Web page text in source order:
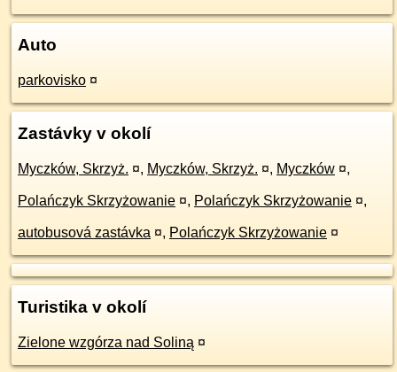
Auto
parkovisko ¤
Zastávky v okolí
Myczków, Skrzyż. ¤, Myczków, Skrzyż. ¤, Myczków ¤,
Polańczyk Skrzyżowanie ¤, Polańczyk Skrzyżowanie ¤,
autobusová zastávka ¤, Polańczyk Skrzyżowanie ¤
Turistika v okolí
Zielone wzgórza nad Soliną ¤